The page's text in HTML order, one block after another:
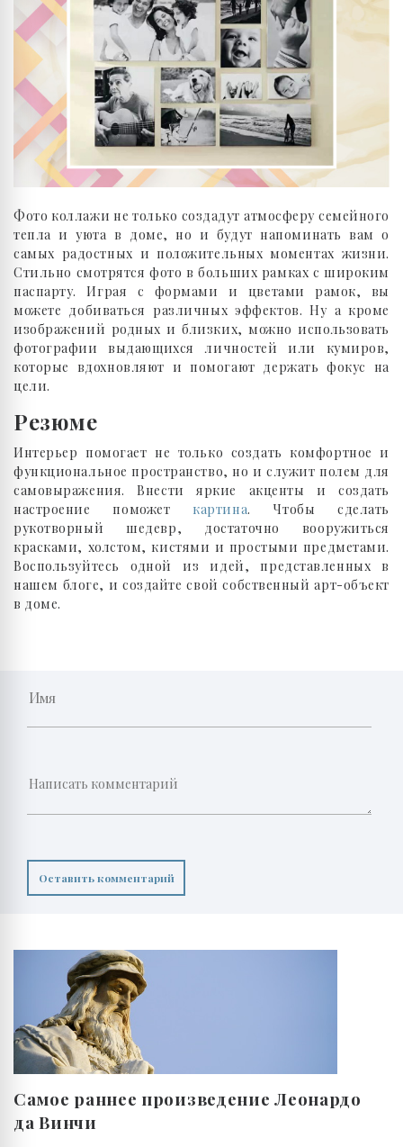
Фото коллажи не только создадут атмосферу семейного
тепла и уюта в доме, но и будут напоминать вам о
самых радостных и положительных моментах жизни.
Стильно смотрятся фото в больших рамках с широким
паспарту. Играя с формами и цветами рамок, вы
можете добиваться различных эффектов. Ну а кроме
изображений родных и близких, можно использовать
фотографии выдающихся личностей или кумиров,
которые вдохновляют и помогают держать фокус на
цели.
Резюме
Интерьер помогает не только создать комфортное и
функциональное пространство, но и служит полем для
самовыражения. Внести яркие акценты и создать
настроение поможет картина. Чтобы сделать
рукотворный шедевр, достаточно вооружиться
красками, холстом, кистями и простыми предметами.
Воспользуйтесь одной из идей, представленных в
нашем блоге, и создайте свой собственный арт-объект
в доме.
Оставить комментарий
Самое раннее произведение Леонардо
да Винчи